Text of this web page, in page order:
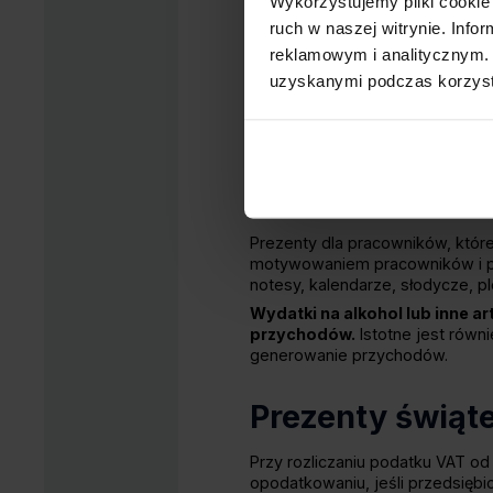
ruch w naszej witrynie.
reklamowym i
uzyskanymi podczas
klientów, niezależnie od
rozdawane gadżety
mogą zostać uznane za koszty
Kluczowym kryterium jest tutaj
Jakie rodzaje
Prezenty dla pracowników,
motywowaniem pracowników i
notesy, kalendarze, słodycze,
Wydatki na alkohol lub inne
przychodów. Istotne jest
generowanie przychodów.
Prezenty
Przy rozliczaniu podatku VAT
opodatkowaniu, jeśli